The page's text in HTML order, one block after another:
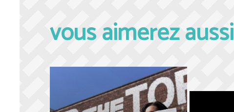
vous aimerez aussi